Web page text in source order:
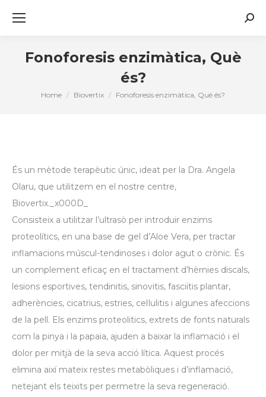
Fonoforesis enzimàtica, Què
és?
You are here:
Home Biovertix Fonoforesis enzimàtica, Què és?
És un mètode terapèutic únic, ideat per la Dra. Angela
Olaru, que utilitzem en el nostre centre,
Biovertix._x000D_
Consisteix a utilitzar l’ultrasò per introduir enzims
proteolítics, en una base de gel d’Aloe Vera, per tractar
inflamacions múscul-tendinoses i dolor agut o crònic. És
un complement eficaç en el tractament d’hèrnies discals,
lesions esportives, tendinitis, sinovitis, fasciïtis plantar,
adherències, cicatrius, estries, cel·lulitis i algunes afeccions
de la pell. Els enzims proteolitics, extrets de fonts naturals
com la pinya i la papaia, ajuden a baixar la inflamació i el
dolor per mitjà de la seva acció lítica. Aquest procés
elimina així mateix restes metabòliques i d’inflamació,
netejant els teixits per permetre la seva regeneració.